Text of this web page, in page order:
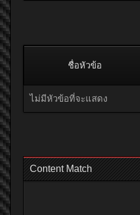
ชื่อหัวข้อ
ไม่มีหัวข้อที่จะแสดง
Content Match